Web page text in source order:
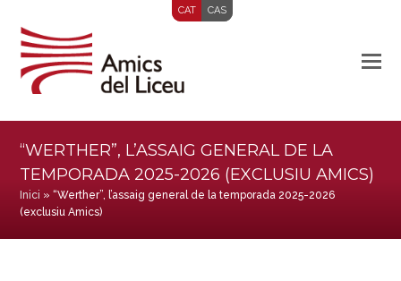
CAT CAS
“WERTHER”, L’ASSAIG GENERAL DE LA
TEMPORADA 2025-2026 (EXCLUSIU AMICS)
Inici »“Werther”, l’assaig general de la temporada 2025-2026
(exclusiu Amics)